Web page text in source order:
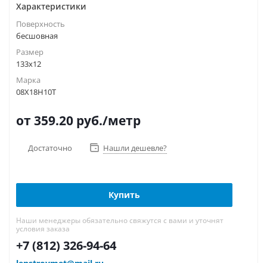
Характеристики
Поверхность
бесшовная
Размер
133х12
Марка
08Х18Н10Т
от 359.20 руб./метр
Достаточно Нашли дешевле?
Купить
Наши менеджеры обязательно свяжутся с вами и уточнят
условия заказа
+7 (812) 326-94-64